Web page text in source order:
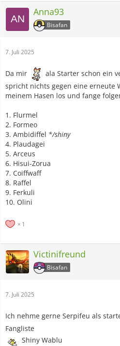
Anna93
Bisafan
7. Juli 2025
Da mir
ala Starter schon ein
spricht nichts gegen eine erneute
meinem Hasen los und fange
1. Flurmel
2. Formeo
3. Ambidiffel */shiny
4. Plaudagei
5. Arceus
6. Hisui-Zorua
7. Coiffwaff
8. Raffel
9. Ferkuli
10. Olini
1
Victinifreund
Bisafan
7. Juli 2025
Ich nehme gerne Serpifeu als
Fangliste
Shiny Wablu